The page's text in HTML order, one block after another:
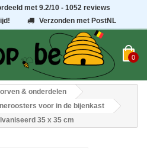
met9.2/10 - 1052 reviews
Verzonden met PostNL
0
& onderdelen
voor in de bijenkast
35 x 35 cm